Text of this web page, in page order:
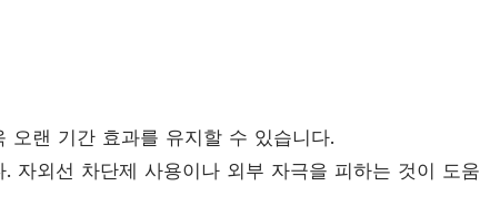
오랜 기간 효과를 유지할 수 있습니다.
자외선 차단제 사용이나 외부 자극을 피하는 것이 도움